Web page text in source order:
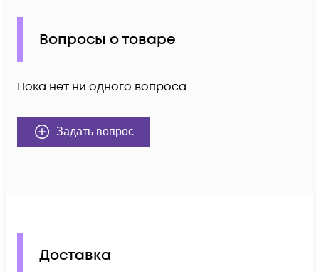
Вопросы о товаре
Пока нет ни одного вопроса.
Задать вопрос
Доставка